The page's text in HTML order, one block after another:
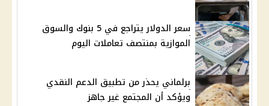
سعر الدولار يتراجع في 5 بنوك والسوق
الموازية بمنتصف تعاملات اليوم
برلماني يحذر من تطبيق الدعم النقدي
ويؤكد أن المجتمع غير جاهز